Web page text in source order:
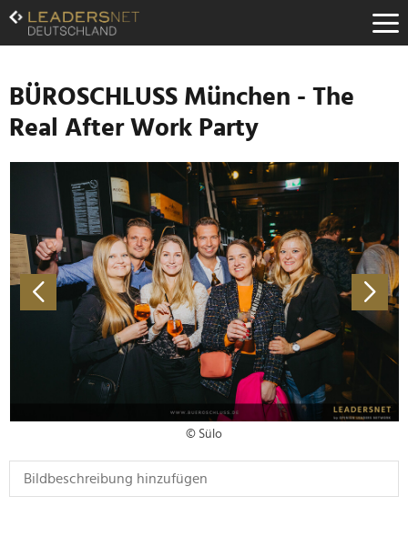
Zum
Inhalt
Zur
Navigation
Zur
Hauptnavigation
BÜROSCHLUSS München - The
Real After Work Party
© Sülo